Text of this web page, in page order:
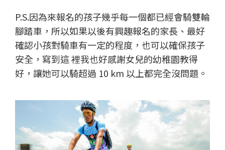
P.S.因為來報名的孩子幾乎每一個都已經會騎雙輪
腳踏車，所以如果以後有興趣報名的家長、最好
確認小孩對騎車有一定的程度，也可以確保孩子
安全，寫到這 裡我也好感謝女兒的幼稚園教得
好，讓她可以騎超過 10 km 以上都完全沒問題。